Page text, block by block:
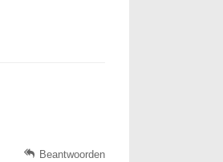
Beantwoorden